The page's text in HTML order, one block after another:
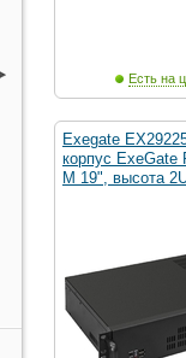
Есть на
Exegate
корпус ExeGate
M 19", высота